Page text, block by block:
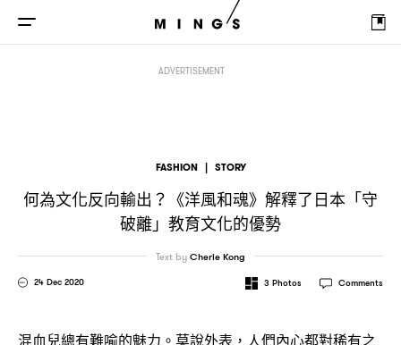
ADVERTISEMENT
FASHION | STORY
何為文化反向輸出 ？ 《洋風和魂》解釋了日本「守
破離」教育文化的優勢
24 Dec 2020
Text byCherie Kong
3 Photos Comments
混血兒總有難喻的魅力。莫說外表
人們內心都對稀有之
《洋風和魂》解釋了日本「守破離」教育文化的優勢